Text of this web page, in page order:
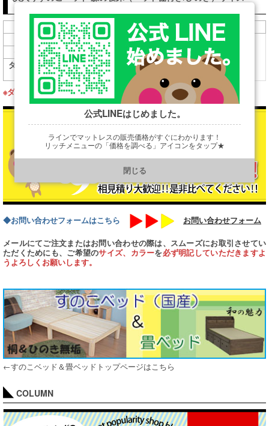
フレームサイズ
定価/税込
シングル
幅990×長2110×高650（床高400） 205,700
セミダブル
幅1240×長2110×高650（床高400） 242,000
ダブル(受注生
産)
幅1414×長2110×高650（床高400） 295,900
※ダブルサイズは、納期が30日ほどかかりますので予めご了承ください。
◆お問い合わせフォームはこちら お問い合わせフォーム
メールにてご注文またはお問い合わせの際は、スムーズにお取引させてい
ただくためにも、ご希望のサイズ、カラーを必ず明記していただきますよ
うよろしくお願いします。
←すのこベッド＆畳ベッドトップページはこちら
COLUMN
公式LINEはじめました。
ラインでマットレスの販売価格がすぐにわかります！
リッチメニューの「価格を調べる」アイコンをタップ★
https://line.me/R/ti/p/@901ptzjz
閉じる